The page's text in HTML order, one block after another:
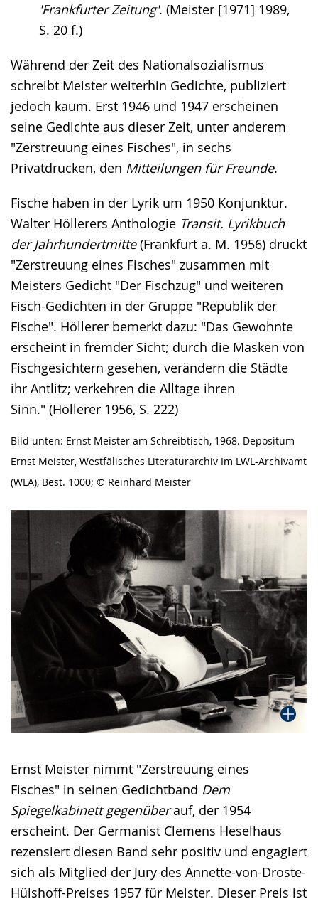
'Frankfurter Zeitung'. (Meister [1971] 1989,
S. 20 f.)
Während der Zeit des Nationalsozialismus
schreibt Meister weiterhin Gedichte, publiziert
jedoch kaum. Erst 1946 und 1947 erscheinen
seine Gedichte aus dieser Zeit, unter anderem
"Zerstreuung eines Fisches", in sechs
Privatdrucken, den Mitteilungen für Freunde.
Fische haben in der Lyrik um 1950 Konjunktur.
Walter Höllerers Anthologie Transit. Lyrikbuch
der Jahrhundertmitte(Frankfurt a. M. 1956) druckt
"Zerstreuung eines Fisches" zusammen mit
Meisters Gedicht "Der Fischzug" und weiteren
Fisch-Gedichten in der Gruppe "Republik der
Fische". Höllerer bemerkt dazu: "Das Gewohnte
erscheint in fremder Sicht; durch die Masken von
Fischgesichtern gesehen, verändern die Städte
ihr Antlitz; verkehren die Alltage ihren
Sinn." (Höllerer 1956, S. 222)
Bild unten: Ernst Meister am Schreibtisch, 1968. Depositum
Ernst Meister, Westfälisches Literaturarchiv Im LWL-Archivamt
(WLA), Best. 1000; © Reinhard Meister
Ernst Meister nimmt "Zerstreuung eines
Fisches" in seinen Gedichtband Dem
Spiegelkabinett gegenüberauf, der 1954
erscheint. Der Germanist Clemens Heselhaus
rezensiert diesen Band sehr positiv und engagiert
sich als Mitglied der Jury des Annette-von-Droste-
Hülshoff-Preises 1957 für Meister. Dieser Preis ist